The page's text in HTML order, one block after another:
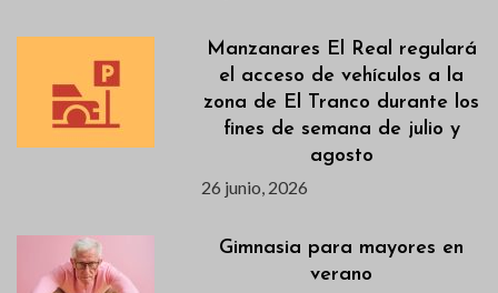
Manzanares El Real regulará
el acceso de vehículos a la
zona de El Tranco durante los
fines de semana de julio y
agosto
26 junio, 2026
Gimnasia para mayores en
verano